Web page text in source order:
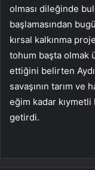
olması dileğinde
başlamasından
kırsal kalkınma
tohum başta olmak
ettiğini belirten
savaşının tarım ve
eğim kadar
getirdi.